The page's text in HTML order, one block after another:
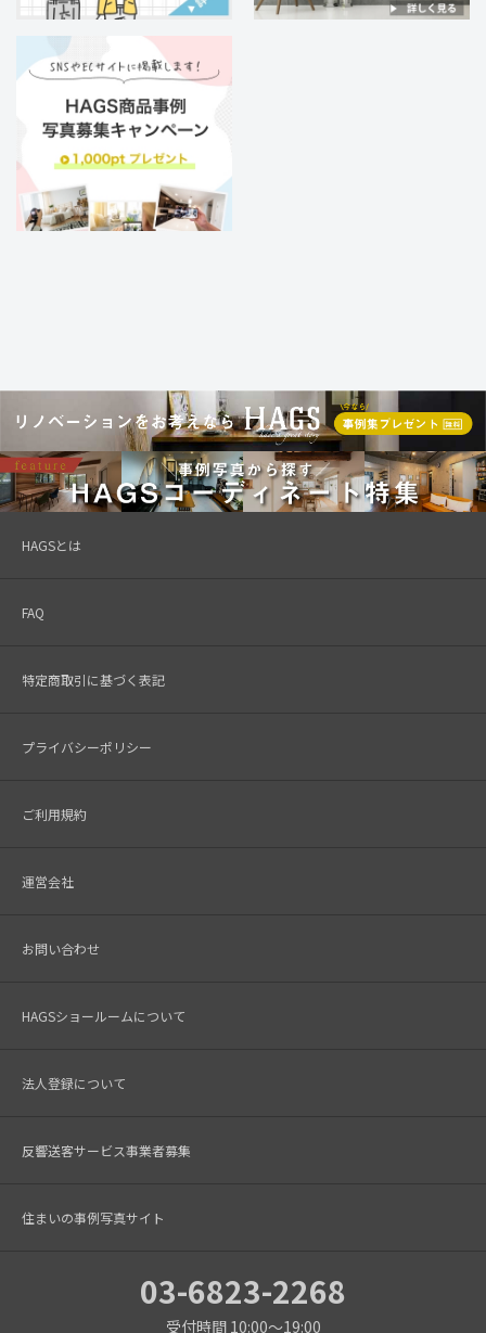
HAGSとは
FAQ
特定商取引に基づく表記
プライバシーポリシー
ご利用規約
運営会社
お問い合わせ
HAGSショールームについて
法人登録について
反響送客サービス事業者募集
住まいの事例写真サイト
03-6823-2268
受付時間 10:00～19:00